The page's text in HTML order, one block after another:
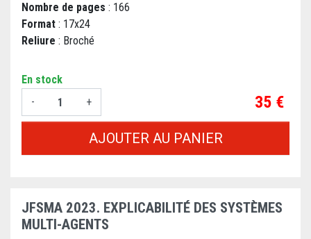
Nombre de pages : 166
Format : 17x24
Reliure : Broché
En stock
-
+ Prix
35 €
AJOUTER AU PANIER
JFSMA 2023. EXPLICABILITÉ DES SYSTÈMES
MULTI-AGENTS